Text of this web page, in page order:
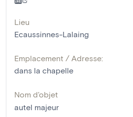
Lieu
Ecaussinnes-Lalaing
Emplacement / Adresse:
dans la chapelle
Nom d'objet
autel majeur